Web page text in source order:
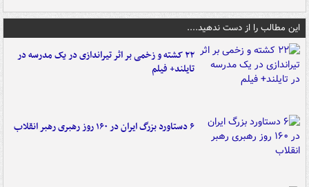
این مطالب را از دست ندهید....
۲۲ کشته و زخمی بر اثر تیراندازی در یک مدرسه در
تایلند+ فیلم
۶ دستاورد بزرگ ایران در ۱۶۰ روز رهبری رهبر انقلاب